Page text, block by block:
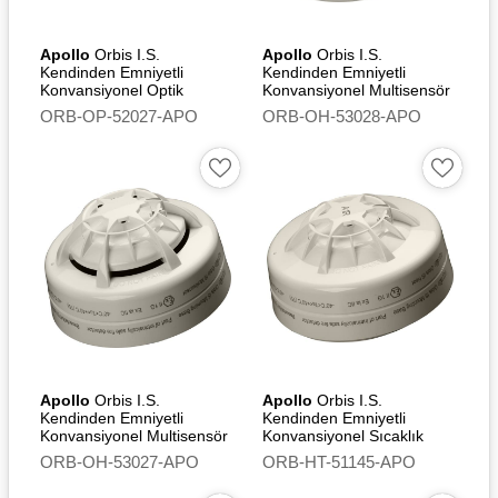
Teknik Özellikleri
Çalışma voltajı 14,8 V dc ila
28 V dc
Besleme Kablolaması İki
telli besleme, polariteye
Açılış dalgalanma akımı 24
V'ta 105 µA
Ortalama hareketsiz akımı
24 V'ta 80 µA
Alarm yükü 1,0 V düşüşle
Çalışma ve depolama
sıcaklığı -40°C ila +70°C
IP Derecelendirmesi
Apollo Orbis I.S.
Kendinden Emniyetli
Konvansiyonel Optik
Duman Dedektörü
ORB-OP-52027-APO
Apollo Orbis I.S.
Kendinden Emniyetli
Konvansiyonel Multisensör
Dedektör (Optical/Heat) -
Flashing Led
ORB-OH-53028-APO
Apollo Orbis I.S.
Kendinden Emniyetli
Konvansiyonel Multisensör
Dedektör (Optical/Heat)
ORB-OH-53027-APO
Apollo Orbis I.S.
Kendinden Emniyetli
Konvansiyonel Sıcaklık
Dedektörü (A1R)
ORB-HT-51145-APO